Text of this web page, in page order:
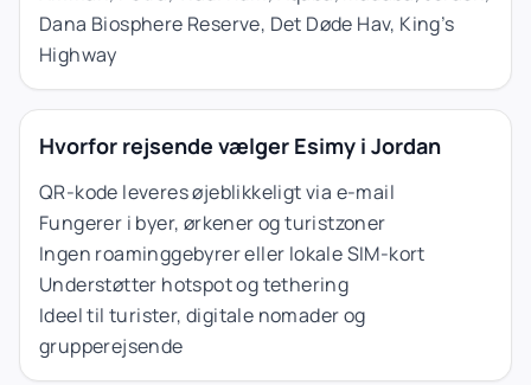
Dana Biosphere Reserve, Det Døde Hav, King’s
Highway
Hvorfor rejsende vælger Esimy i Jordan
QR-kode leveres øjeblikkeligt via e-mail
Fungerer i byer, ørkener og turistzoner
Ingen roaminggebyrer eller lokale SIM-kort
Understøtter hotspot og tethering
Ideel til turister, digitale nomader og
grupperejsende